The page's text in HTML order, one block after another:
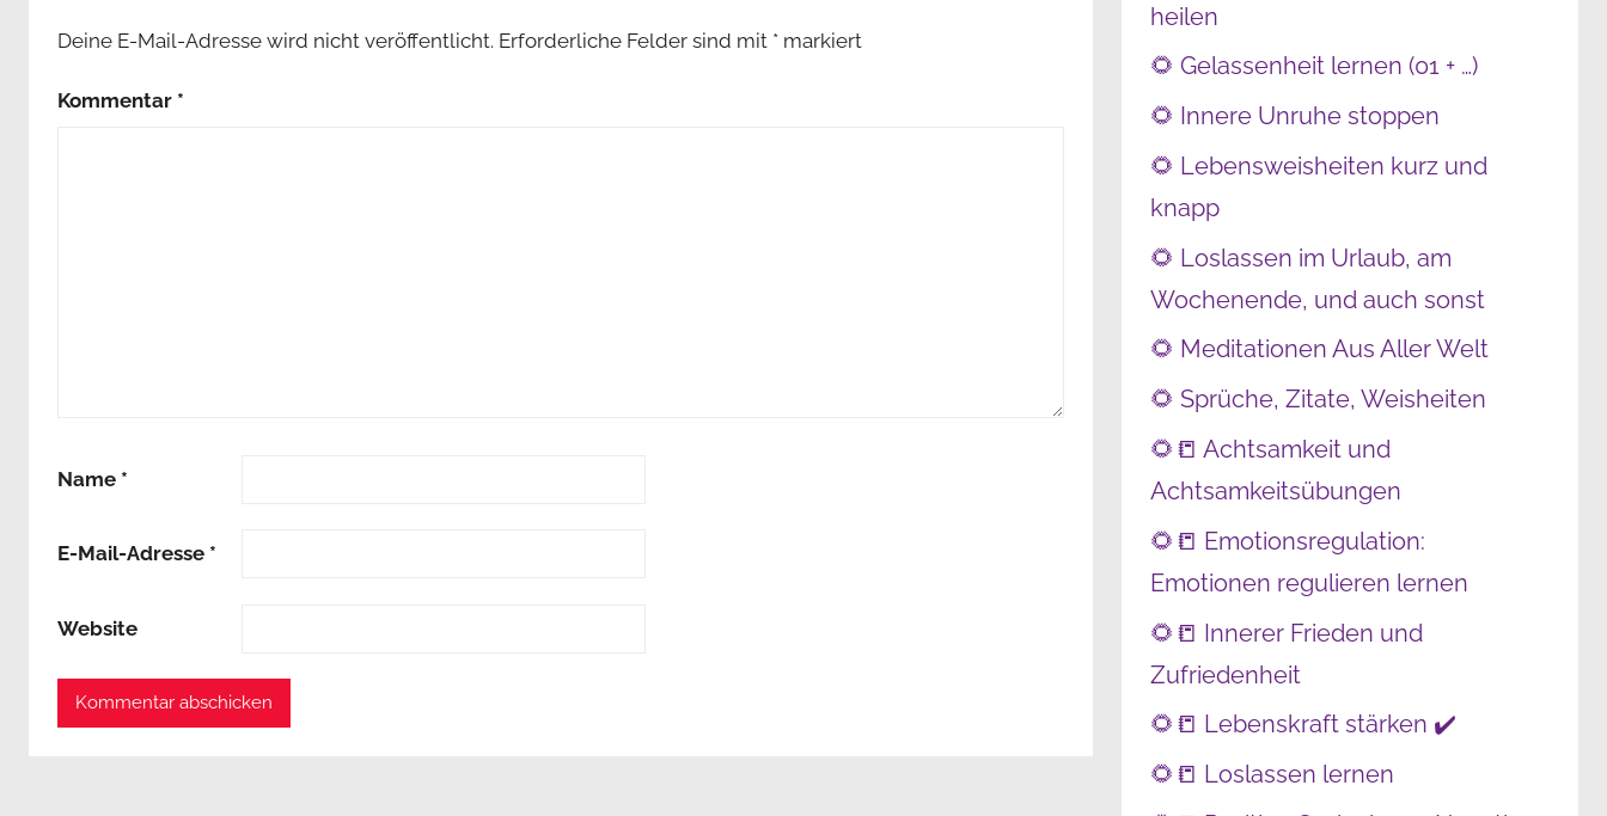
Deine E-Mail-Adresse wird nicht veröffentlicht. Erforderliche Felder sind mit * markiert
Kommentar *
Name *
E-Mail-Adresse *
Website
heilen
🌻 Gelassenheit lernen (01 + …)
🌻 Innere Unruhe stoppen
🌻 Lebensweisheiten kurz und
knapp
🌻 Loslassen im Urlaub, am
Wochenende, und auch sonst
🌻 Meditationen Aus Aller Welt
🌻 Sprüche, Zitate, Weisheiten
🌻📒 Achtsamkeit und
Achtsamkeitsübungen
🌻📒 Emotionsregulation:
Emotionen regulieren lernen
🌻📒 Innerer Frieden und
Zufriedenheit
🌻📒 Lebenskraft stärken ✔️
🌻📒 Loslassen lernen